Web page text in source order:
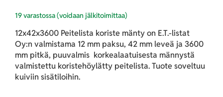
19 varastossa (voidaan jälkitoimittaa)
12x42x3600 Peitelista koriste mänty on E.T.-listat
Oy:n valmistama 12 mm paksu, 42 mm leveä ja 3600
mm pitkä, puuvalmis korkealaatuisesta männystä
valmistettu koristehöylätty peitelista. Tuote soveltuu
kuiviin sisätiloihin.